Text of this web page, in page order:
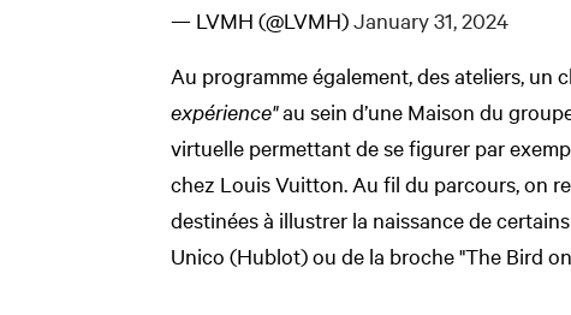
— LVMH (@LVMH)January 31, 2024
Au programme également, des ateliers, un
expérience"au sein d’une Maison du
virtuelle permettant de se figurer par
chez Louis Vuitton. Au fil du parcours, on
destinées à illustrer la naissance de
Unico (Hublot) ou de la broche "The Bird